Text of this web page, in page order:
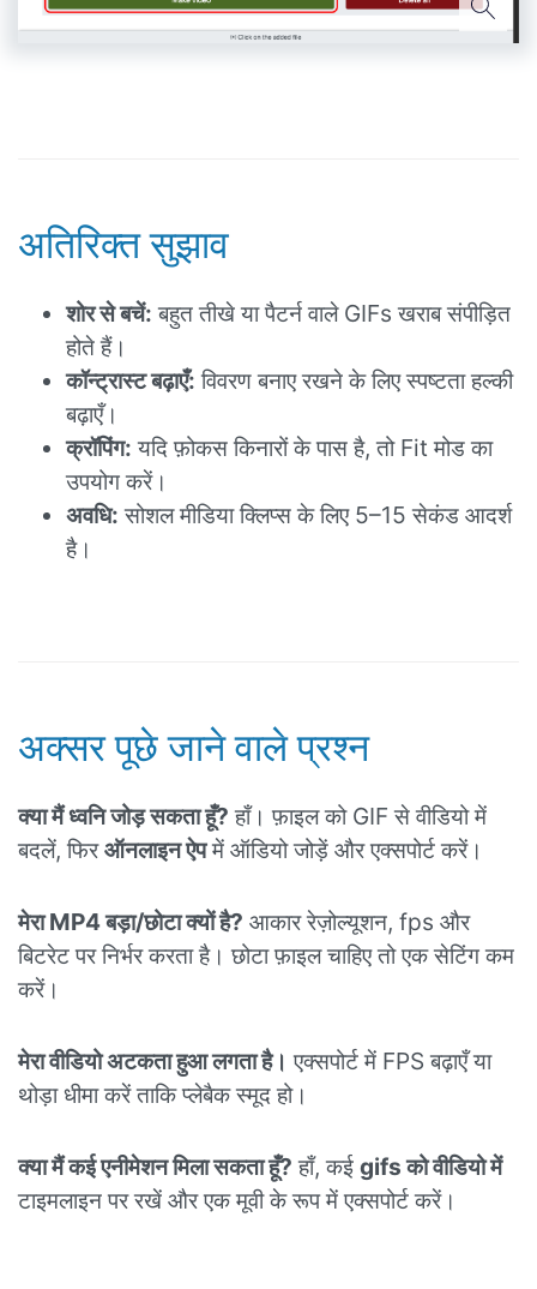
अतिरिक्त सुझाव
शोर से बचें: बहुत तीखे या पैटर्न वाले GIFs खराब संपीड़ित
होते हैं।
कॉन्ट्रास्ट बढ़ाएँ: विवरण बनाए रखने के लिए स्पष्टता हल्की
बढ़ाएँ।
क्रॉपिंग: यदि फ़ोकस किनारों के पास है, तो Fit मोड का
उपयोग करें।
अवधि: सोशल मीडिया क्लिप्स के लिए 5–15 सेकंड आदर्श
है।
अक्सर पूछे जाने वाले प्रश्न
क्या मैं ध्वनि जोड़ सकता हूँ? हाँ। फ़ाइल को GIF से वीडियो में
बदलें, फिरऑनलाइन ऐपमें ऑडियो जोड़ें और एक्सपोर्ट करें।
मेरा MP4 बड़ा/छोटा क्यों है? आकार रेज़ोल्यूशन, fps और
बिटरेट पर निर्भर करता है। छोटा फ़ाइल चाहिए तो एक सेटिंग कम
करें।
मेरा वीडियो अटकता हुआ लगता है। एक्सपोर्ट में FPS बढ़ाएँ या
थोड़ा धीमा करें ताकि प्लेबैक स्मूद हो।
क्या मैं कई एनीमेशन मिला सकता हूँ? हाँ, कई gifs को वीडियो में
टाइमलाइन पर रखें और एक मूवी के रूप में एक्सपोर्ट करें।